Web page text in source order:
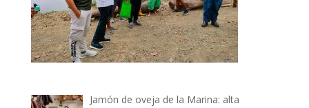
Jamón de oveja de la Marina: alta